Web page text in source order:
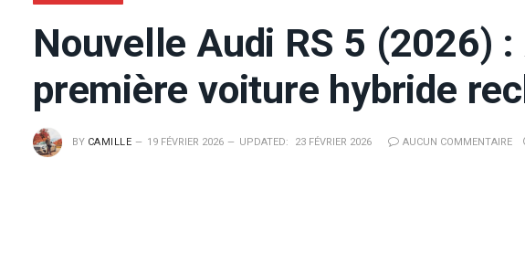
Nouvelle Audi RS 5 (2026)
première voiture hybride
BY CAMILLE 19 FÉVRIER 2026 UPDATED: 23 FÉVRIER 2026 AUCUN COMMENTAIRE